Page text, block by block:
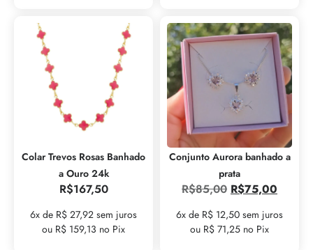
Colar Trevos Rosas Banhado
a Ouro 24k
R$167,50
6x de R$ 27,92 sem juros
ou R$ 159,13 no Pix
Conjunto Aurora banhado a
prata
R$85,00 R$75,00
6x de R$ 12,50 sem juros
ou R$ 71,25 no Pix